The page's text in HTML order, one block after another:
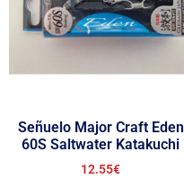
Señuelo Major Craft Eden
60S Saltwater Katakuchi
12.55€